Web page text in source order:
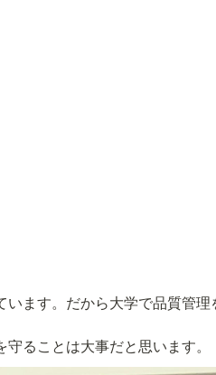
ます。だから大学で品質管
ることは大事だと思います。